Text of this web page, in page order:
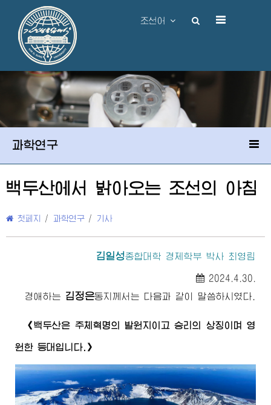
조선어
과학연구
백두산에서 밝아오는 조선의 아침
첫페지 / 과학연구 / 기사
김일성종합대학 경제학부 박사 최영림
2024.4.30.
경애하는 김정은동지께서 는 다음과 같이 말씀하시였다.
《백두산은 주체혁명의 발원지이고 승리의 상징이며 영
원한 등대입니다.》